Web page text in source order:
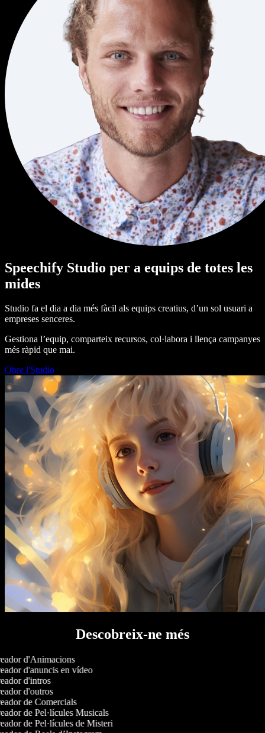
Speechify Studio per a equips de totes les
mides
Studio fa el dia a dia més fàcil als equips creatius, d’un sol usuari a
empreses senceres.
Gestiona l’equip, comparteix recursos, col·labora i llença campanyes
més ràpid que mai.
Obre l'Studio
Descobreix-ne més
d'Animacions
d'anuncis en vídeo
d'intros
d'outros
de Comercials
de Pel·lícules Musicals
de Pel·lícules de Misteri